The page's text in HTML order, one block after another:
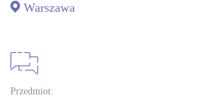
Warszawa
Przedmiot: